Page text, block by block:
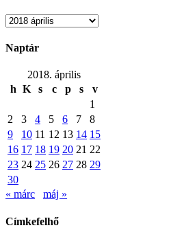
Archívum
Naptár
2018. április
h K s c p s
v
1
2
3 4 5 6 7
8
9
10 11 12 13 14 15
16 17 18 19 20 21 22
23 24 25 26 27 28 29
30
« márc
máj »
Címkefelhő